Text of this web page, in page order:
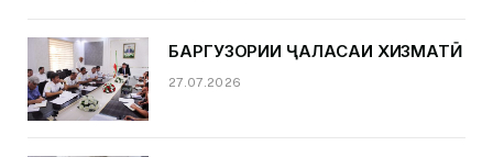
БАРГУЗОРИИ ҶАЛАСАИ ХИЗМАТӢ
27.07.2026